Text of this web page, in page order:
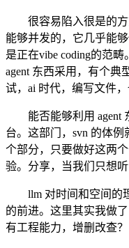
很容易陷入很是的方
能够并发的，它几乎能
是正在vibe coding的范
agent 东西采用，有个典
试，ai 时代，编写文件
能否能够利用 agent
台。这部门，svn 的体例
个部分，只要做好这两
验。分享，当我们只想听
llm 对时间和空间的理
的前进。这里其实我做
有工程能力，增删改查？